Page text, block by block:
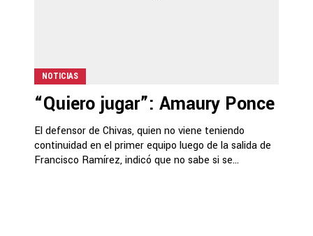
NOTICIAS
“Quiero jugar”: Amaury Ponce
El defensor de Chivas, quien no viene teniendo
continuidad en el primer equipo luego de la salida de
Francisco Ramírez, indicó que no sabe si se...